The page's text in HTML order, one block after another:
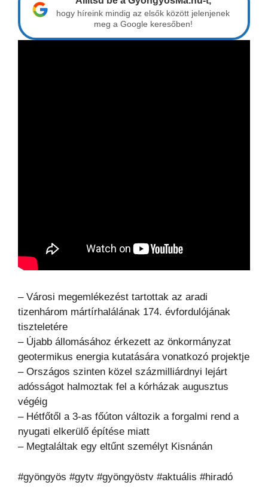
hogy híreink mindig az elsők között jelenjenek
meg a Google keresőben!
– Városi megemlékezést tartottak az aradi
tizenhárom mártírhalálának 174. évfordulójának
tiszteletére
– Újabb állomásához érkezett az önkormányzat
geotermikus energia kutatására vonatkozó projektje
– Országos szinten közel százmilliárdnyi lejárt
adósságot halmoztak fel a kórházak augusztus
végéig
– Hétfőtől a 3-as főúton változik a forgalmi rend a
nyugati elkerülő építése miatt
– Megtaláltak egy eltűnt személyt Kisnánán
#gyöngyös #gytv #gyöngyöstv #aktuális #hiradó